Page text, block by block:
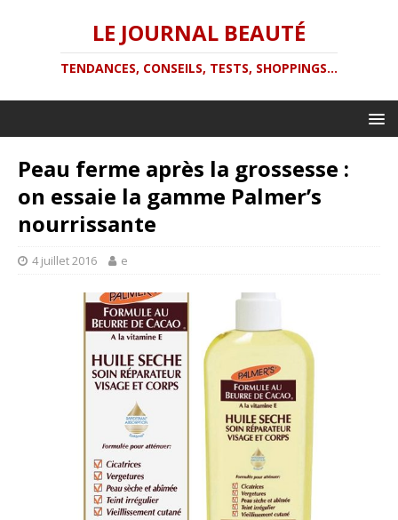
LE JOURNAL BEAUTÉ
TENDANCES, CONSEILS, TESTS, SHOPPINGS...
Peau ferme après la grossesse :
on essaie la gamme Palmer’s
nourrissante
4 juillet 2016 e